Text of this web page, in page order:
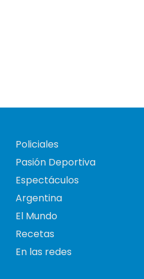
Policiales
Pasión Deportiva
Espectáculos
Argentina
El Mundo
Recetas
En las redes